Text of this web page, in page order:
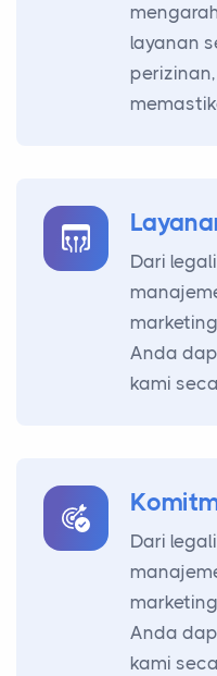
layanan
Dari
Anda
kami
Dari
Anda
kami